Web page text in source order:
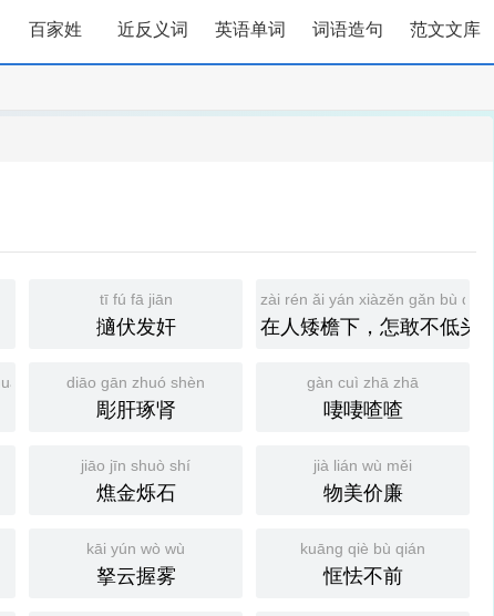
百家姓 近反义词 英语单词 词语造句 范文文库
tī fú fā jiān
擿伏发奸
zài rén ǎi yán xiàzěn gǎn bù dī tóu
在人矮檐下，怎敢不低头
diāo gān zhuó shèn
彫肝琢肾
gàn cuì zhā zhā
啛啛喳喳
jiāo jīn shuò shí
燋金烁石
jià lián wù měi
物美价廉
kāi yún wò wù
拏云握雾
kuāng qiè bù qián
恇怯不前